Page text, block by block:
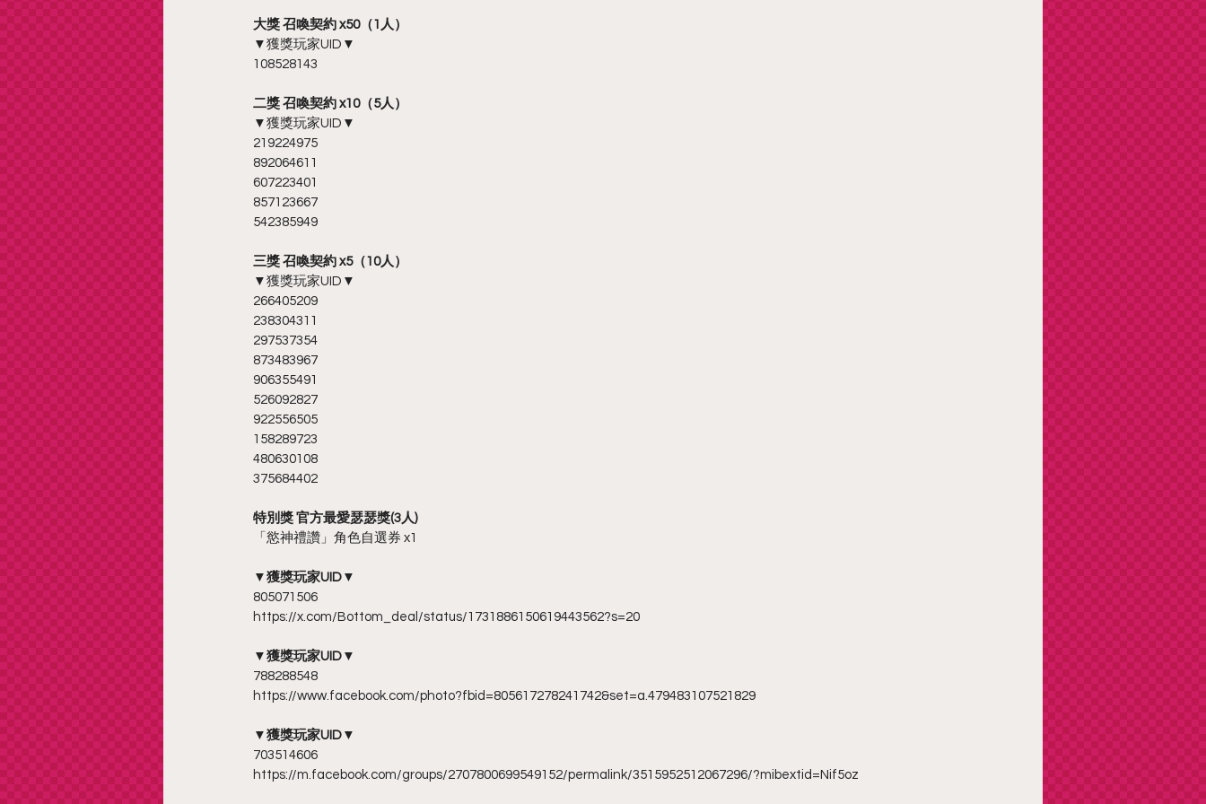
大獎 召喚契約 x50（1人）
▼獲獎玩家UID▼
108528143
二獎 召喚契約 x10（5人）
▼獲獎玩家UID▼
219224975
892064611
607223401
857123667
542385949
三獎 召喚契約 x5（10人）
▼獲獎玩家UID▼
266405209
238304311
297537354
873483967
906355491
526092827
922556505
158289723
480630108
375684402
特別獎 官方最愛瑟瑟獎(3人)
「慾神禮讚」角色自選券 x1
▼獲獎玩家UID▼
805071506
https://x.com/Bottom_deal/status/1731886150619443562?s=20
▼獲獎玩家UID▼
788288548
https://www.facebook.com/photo?fbid=805617278241742&set=a.479483107521829
▼獲獎玩家UID▼
703514606
https://m.facebook.com/groups/2707800699549152/permalink/3515952512067296/?mibextid=Nif5oz